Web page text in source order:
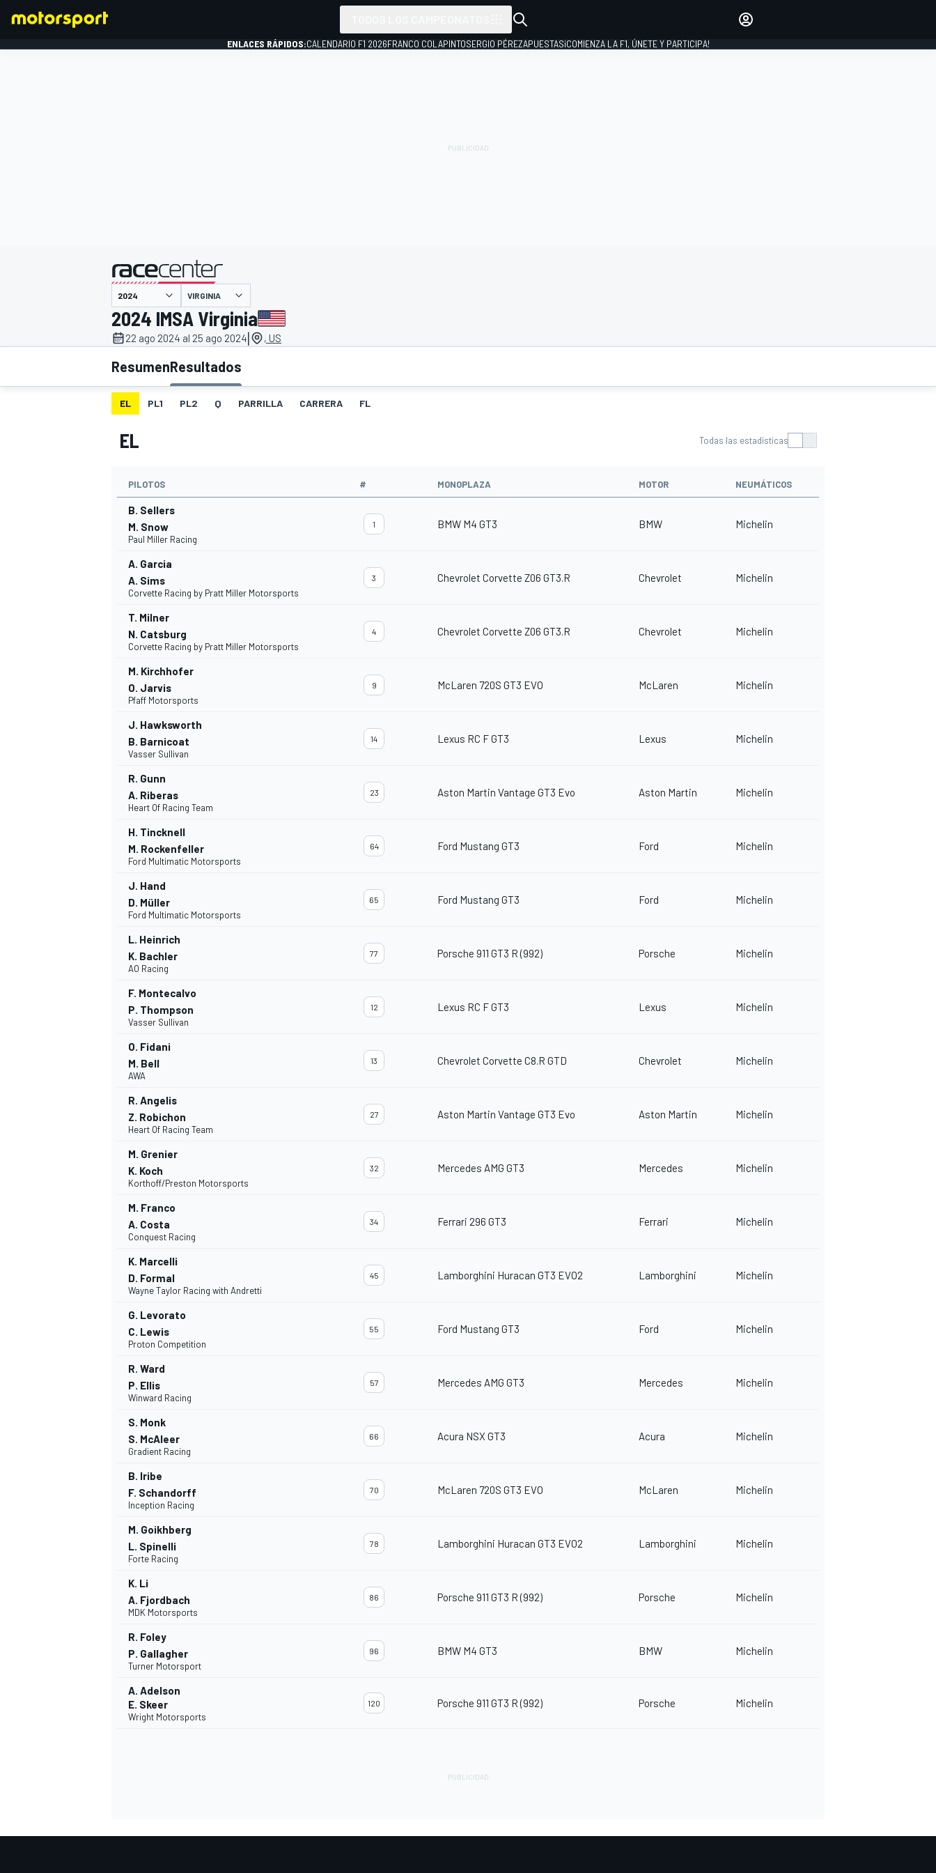
INDYCAR
MOTOGP
NASCAR CUP
FÓRMULA E
WRC
INICIAR SESIÓN
ENLACES RÁPIDOS:CALENDARIO F1 2026FRANCO COLAPINTOSERGIO PÉREZAPUESTAS¡COMIENZA LA F1, ÚNETE Y PARTICIPA!
presentado por
VIRGINIA
2024 IMSA Virginia
22 ago 2024 al 25 ago 2024| , US
ResumenResultados
EL PL1 PL2 Q PARRILLA CARRERA FL
EL Todas las estadísticas
PILOTOS # MONOPLAZA MOTOR NEUMÁTICOS
B. Sellers
M. Snow
Paul Miller Racing
1 BMW M4 GT3 BMW Michelin
A. Garcia
A. Sims
Corvette Racing by Pratt Miller Motorsports
3 Chevrolet Corvette Z06 GT3.R Chevrolet Michelin
T. Milner
N. Catsburg
Corvette Racing by Pratt Miller Motorsports
4 Chevrolet Corvette Z06 GT3.R Chevrolet Michelin
M. Kirchhofer
O. Jarvis
Pfaff Motorsports
9 McLaren 720S GT3 EVO McLaren Michelin
J. Hawksworth
B. Barnicoat
Vasser Sullivan
14 Lexus RC F GT3 Lexus Michelin
R. Gunn
A. Riberas
Heart Of Racing Team
23 Aston Martin Vantage GT3 Evo Aston Martin Michelin
H. Tincknell
M. Rockenfeller
Ford Multimatic Motorsports
64 Ford Mustang GT3 Ford Michelin
J. Hand
D. Müller
Ford Multimatic Motorsports
65 Ford Mustang GT3 Ford Michelin
L. Heinrich
K. Bachler
AO Racing
77 Porsche 911 GT3 R (992) Porsche Michelin
F. Montecalvo
P. Thompson
Vasser Sullivan
12 Lexus RC F GT3 Lexus Michelin
O. Fidani
M. Bell
AWA
13 Chevrolet Corvette C8.R GTD Chevrolet Michelin
R. Angelis
Z. Robichon
Heart Of Racing Team
27 Aston Martin Vantage GT3 Evo Aston Martin Michelin
M. Grenier
K. Koch
Korthoff/Preston Motorsports
32 Mercedes AMG GT3 Mercedes Michelin
M. Franco
A. Costa
Conquest Racing
34 Ferrari 296 GT3 Ferrari Michelin
K. Marcelli
D. Formal
Wayne Taylor Racing with Andretti
45 Lamborghini Huracan GT3 EVO2 Lamborghini Michelin
G. Levorato
C. Lewis
Proton Competition
55 Ford Mustang GT3 Ford Michelin
R. Ward
P. Ellis
Winward Racing
57 Mercedes AMG GT3 Mercedes Michelin
S. Monk
S. McAleer
Gradient Racing
66 Acura NSX GT3 Acura Michelin
B. Iribe
F. Schandorff
Inception Racing
70 McLaren 720S GT3 EVO McLaren Michelin
M. Goikhberg
L. Spinelli
Forte Racing
78 Lamborghini Huracan GT3 EVO2 Lamborghini Michelin
K. Li
A. Fjordbach
MDK Motorsports
86 Porsche 911 GT3 R (992) Porsche Michelin
R. Foley
P. Gallagher
Turner Motorsport
96 BMW M4 GT3 BMW Michelin
A. Adelson
E. Skeer
Wright Motorsports
120 Porsche 911 GT3 R (992) Porsche Michelin